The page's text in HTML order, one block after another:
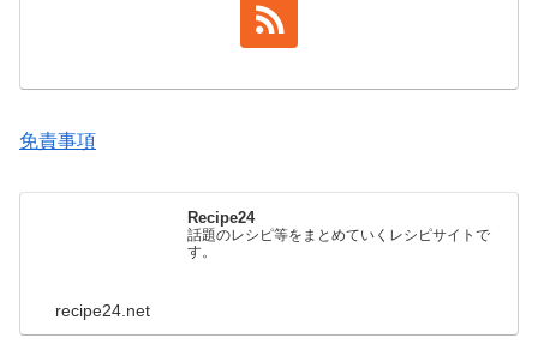
免責事項
Recipe24
話題のレシピ等をまとめていくレシピサイトで
す。
recipe24.net